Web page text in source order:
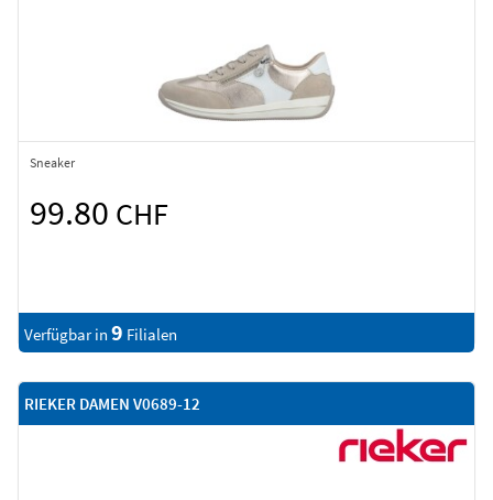
Sneaker
99.80 CHF
Verfügbar in 9 Filialen
RIEKER DAMEN V0689-12